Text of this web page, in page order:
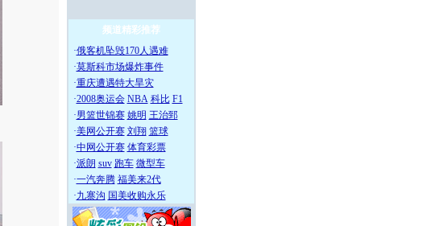
频道精彩推荐
·俄客机坠毁170人遇难
·莫斯科市场爆炸事件
·重庆遭遇特大旱灾
·2008奥运会 NBA 科比 F1
·男篮世锦赛 姚明 王治郅
·美网公开赛 刘翔 篮球
·中网公开赛 体育彩票
·派朗 suv 跑车 微型车
·一汽奔腾 福美来2代
·九寨沟 国美收购永乐